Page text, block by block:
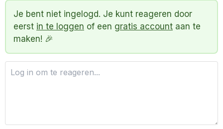
Je bent niet ingelogd. Je kunt reageren door
eerst in te loggen of een gratis account aan te
maken! 🎉